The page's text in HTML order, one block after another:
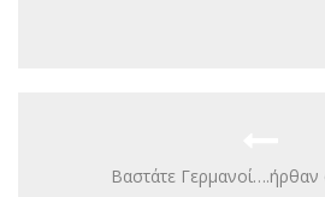
Βαστάτε Γερμανοί….ήρθαν